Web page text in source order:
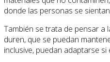
donde las personas se
También se trata de pensar a
duren, que se puedan
inclusive, puedan adaptarse si